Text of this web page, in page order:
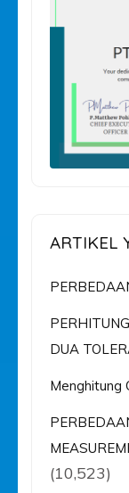
ARTIKEL
DUA
Menghitung
(10,523)